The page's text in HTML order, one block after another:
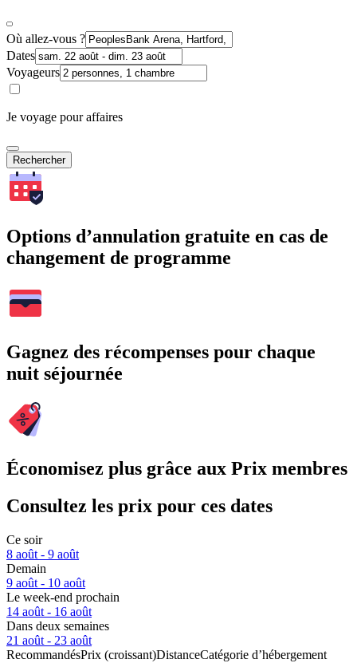
Où allez-vous ?
Dates
Voyageurs
Je voyage pour affaires
Rechercher
Options d’annulation gratuite en cas de
changement de programme
Gagnez des récompenses pour chaque
nuit séjournée
Économisez plus grâce aux Prix membres
Consultez les prix pour ces dates
Ce soir
8 août - 9 août
Demain
9 août - 10 août
Le week-end prochain
14 août - 16 août
Dans deux semaines
21 août - 23 août
RecommandésPrix (croissant)DistanceCatégorie d’hébergement